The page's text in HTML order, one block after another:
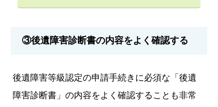
③後遺障害診断書の内容をよく確認する
後遺障害等級認定の申請手続きに必須な「後遺
障害診断書」の内容をよく確認することも非常